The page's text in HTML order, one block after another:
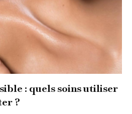
: quels soins utiliser
?